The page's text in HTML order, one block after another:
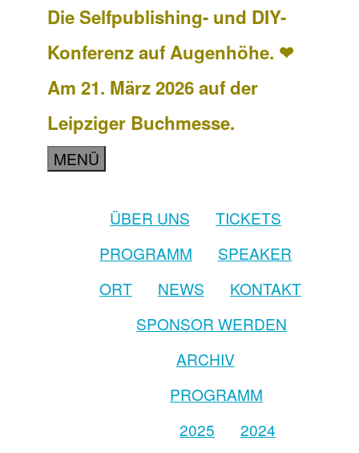
Die Selfpublishing- und DIY-
Konferenz auf Augenhöhe. ❤
Am 21. März 2026 auf der
Leipziger Buchmesse.
MENÜ
ÜBER UNS
TICKETS
PROGRAMM
SPEAKER
ORT
NEWS
KONTAKT
SPONSOR WERDEN
ARCHIV
PROGRAMM
2025
2024